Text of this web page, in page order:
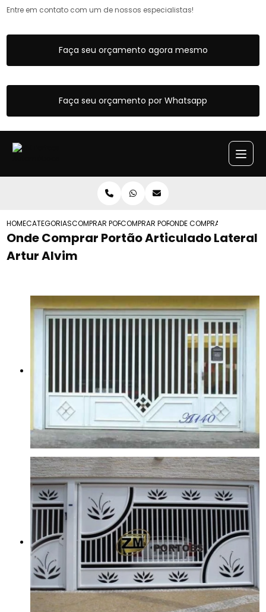
Entre em contato com um de nossos especialistas!
Faça seu orçamento agora mesmo
Faça seu orçamento por Whatsapp
HOMECATEGORIASCOMPRAR PORTOES ARTICULADOS
COMPRAR PORTAO ARTICULADO DE
ONDE COMPRAR PORTAO
Onde Comprar Portão Articulado Lateral
Artur Alvim